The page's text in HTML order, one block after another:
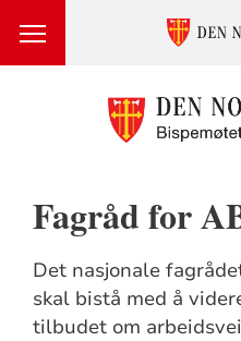
Fagråd for
Det nasjonale
skal bistå med å
tilbudet om